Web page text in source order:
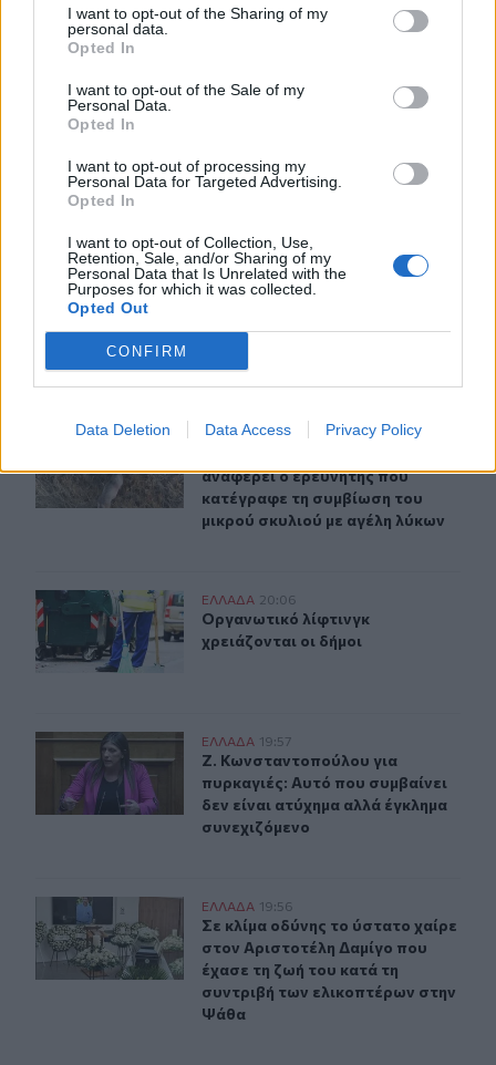
I want to opt-out of the Sharing of my
personal data.
Opted In
I want to opt-out of the Sale of my
Personal Data.
Opted In
I want to opt-out of processing my
Personal Data for Targeted Advertising.
Opted In
I want to opt-out of Collection, Use,
Retention, Sale, and/or Sharing of my
Personal Data that Is Unrelated with the
Purposes for which it was collected.
Opted Out
CONFIRM
Data Deletion Data Access Privacy Policy
ΣΧΕΤΙΚA AΡΘΡΑ
Ξεκινούν τα δοκιμαστικά
Ξεκινούν τα δοκιμαστικά
δρομολόγια της επέκτασης του
Τζόκερ: Αυτοί είναι οι τυχεροί αριθμοί που
ΕΛΛAΔΑ 22:05
αριθμοί που κερδίζουν πάνω από
Γιατί δεν έσωσα το κουτάβι: Τι αναφέρει ο
ΕΛΛAΔΑ 21:07
αναφέρει ο ερευνητής που
κατέγραφε τη συμβίωση του
μικρού σκυλιού με αγέλη λύκων
Οργανωτικό λίφτινγκ χρειάζονται οι δήμοι
ΕΛΛAΔΑ 20:06
Οργανωτικό λίφτινγκ χρειάζονται
Οργανωτικό λίφτινγκ
χρειάζονται οι δήμοι
Ζ. Κωνσταντοπούλου για πυρκαγιές: Αυτό που
ΕΛΛAΔΑ 19:57
Ζ. Κωνσταντοπούλου για
Ζ. Κωνσταντοπούλου για
πυρκαγιές: Αυτό που συμβαίνει
δεν είναι ατύχημα αλλά έγκλημα
συνεχιζόμενο
Σε κλίμα οδύνης το ύστατο χαίρε στον Αριστοτέλη
ΕΛΛAΔΑ 19:56
Σε κλίμα οδύνης το ύστατο χαίρε
Σε κλίμα οδύνης το ύστατο χαίρε
στον Αριστοτέλη Δαμίγο που
έχασε τη ζωή του κατά τη
συντριβή των ελικοπτέρων στην
Ψάθα